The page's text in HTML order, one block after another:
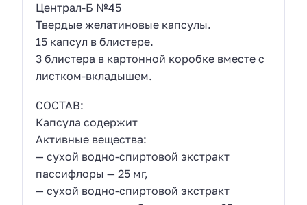
Централ-Б №45
Твердые желатиновые капсулы.
15 капсул в блистере.
3 блистера в картонной коробке вместе с
листком-вкладышем.
СОСТАВ:
Капсула содержит
Активные вещества:
— сухой водно-спиртовой экстракт
пассифлоры — 25 мг,
— сухой водно-спиртовой экстракт